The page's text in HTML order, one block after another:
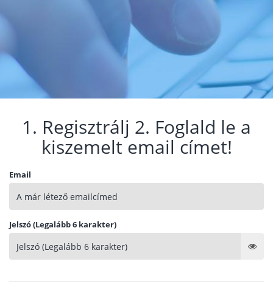
1. Regisztrálj 2. Foglald le a
kiszemelt email címet!
Email
Jelszó (Legalább 6 karakter)